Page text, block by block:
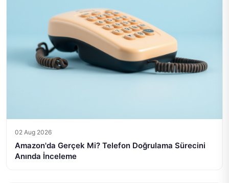
02 Aug 2026
Amazon'da Gerçek Mi? Telefon Doğrulama Sürecini
Anında İnceleme